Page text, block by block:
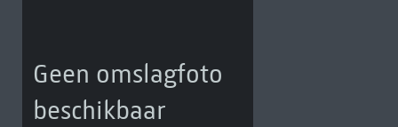
Geen omslagfoto
beschikbaar